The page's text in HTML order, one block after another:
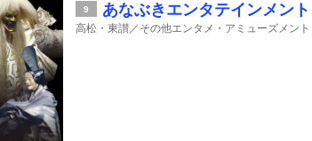
9 あなぶきエンタテインメント
高松・東讃／その他エンタメ・アミューズメント